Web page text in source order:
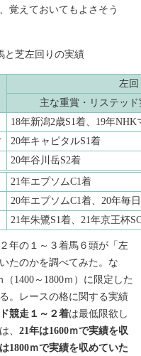
覚えておいてもよさそう
芝左回りの実績
左回
主な重賞・リステッド
18年新潟2歳S1着、19年NHK
20年キャピタルS1着
20年谷川岳S2着
21年エプソムC1着
20年エプソムC1着、20年毎
21年朱鷺S1着、21年京王杯
年の１～３着馬６頭が「左
たのかを調べてみた。な
1400～1800ｍ）に限定した
。レースの格に関する実績
競走１～２着は最低限欲し
、 21年は1600ｍで実績を収
1800ｍで実績を収めていた